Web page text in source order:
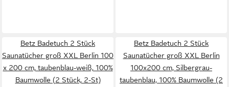
Betz Badetuch 2 Stück
Saunatücher groß XXL Berlin 100
x 200 cm, taubenblau-weiß, 100%
Baumwolle (2 Stück, 2-St)
Betz Badetuch 2 Stück
Saunatücher groß XXL Berlin
100x200 cm, Silbergrau-
taubenblau, 100% Baumwolle (2